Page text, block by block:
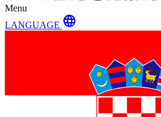
Menu
LANGUAGE language